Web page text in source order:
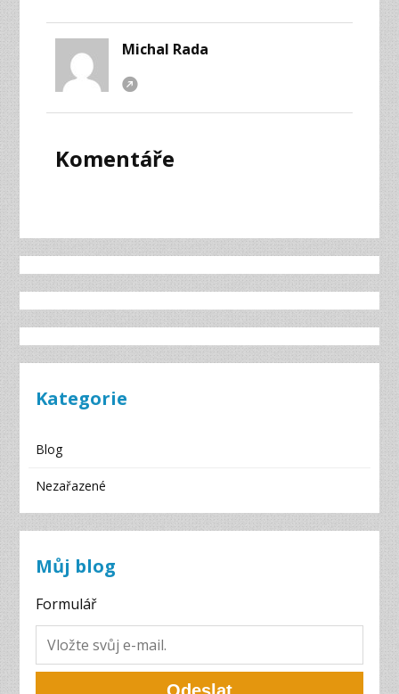
Michal Rada
Komentáře
Kategorie
Blog
Nezařazené
Můj blog
Formulář